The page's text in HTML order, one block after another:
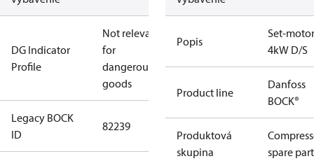
DG Indicator
Profile
Not relevant
for
dangerous
goods
Legacy BOCK
ID
82239
Popis
Set-motor
4kW D/S
Product line
Danfoss
BOCK®
Produktová
skupina
spare